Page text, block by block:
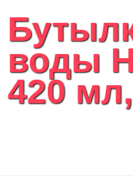
воды
420